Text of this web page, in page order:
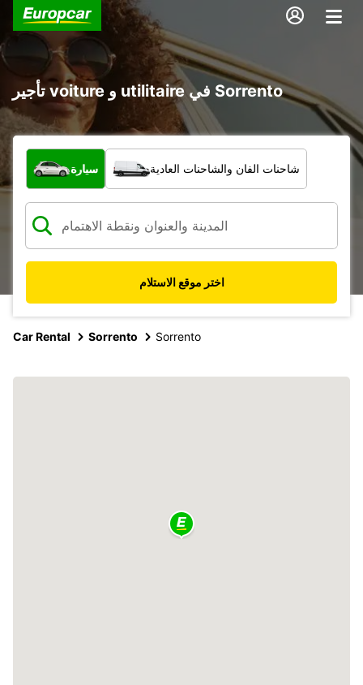
تأجير voiture و utilitaire في Sorrento
ما نوع المركبة؟
سيارة شاحنات الفان والشاحنات العادية
اختر موقع الاستلام
Car Rental Sorrento Sorrento